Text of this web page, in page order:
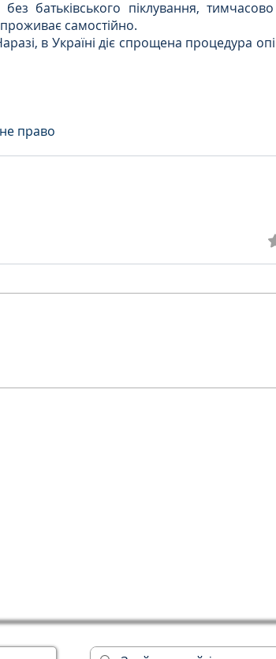
батьківського піклування,
самостійно.
в Україні діє спрощена процедура
право